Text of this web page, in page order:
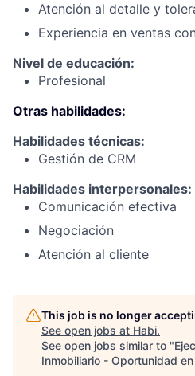
Atención al detalle y
Experiencia en ventas
Nivel de educación:
Profesional
Otras habilidades:
Habilidades técnicas:
Gestión de CRM
Habilidades interpersonales:
Comunicación efectiva
Negociación
Atención al cliente
This job is no longer
See open jobs at Habi.
See open jobs similar to "
Inmobiliario - Oportunidad